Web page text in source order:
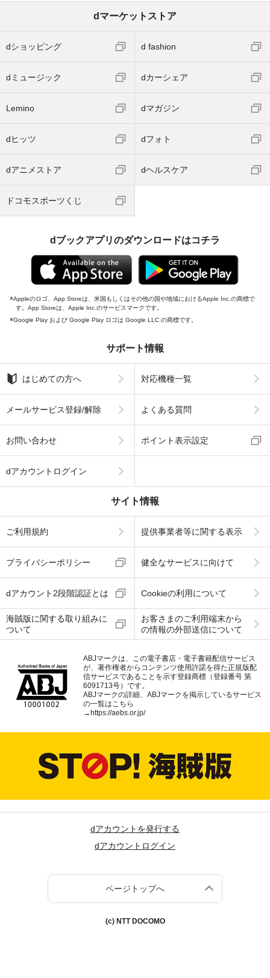
dマーケットストア
dショッピング d fashion
dミュージック dカーシェア
Lemino dマガジン
dヒッツ dフォト
dアニメストア dヘルスケア
ドコモスポーツくじ
dブックアプリのダウンロードはコチラ
Appleのロゴ、App Storeは、米国もしくはその他の国や地域におけるApple Inc.の商標で
す。App Storeは、Apple Inc.のサービスマークです。
Google Play および Google Play ロゴは Google LLC の商標です。
サポート情報
はじめての方へ 対応機種一覧
メールサービス登録/解除 よくある質問
お問い合わせ ポイント表示設定
dアカウントログイン
サイト情報
ご利用規約 提供事業者等に関する表示
プライバシーポリシー 健全なサービスに向けて
dアカウント2段階認証とは Cookieの利用について
海賊版に関する取り組みに
ついて
お客さまのご利用端末から
の情報の外部送信について
ABJマークは、この電子書店・電子書籍配信サービス
が、著作権者からコンテンツ使用許諾を得た正規版配
信サービスであることを示す登録商標（登録番号 第
6091713号）です。
ABJマークの詳細、ABJマークを掲示しているサービス
の一覧はこちら
→ https://aebs.or.jp/
dアカウントを発行する
dアカウントログイン
ページトップへ
(c) NTT DOCOMO